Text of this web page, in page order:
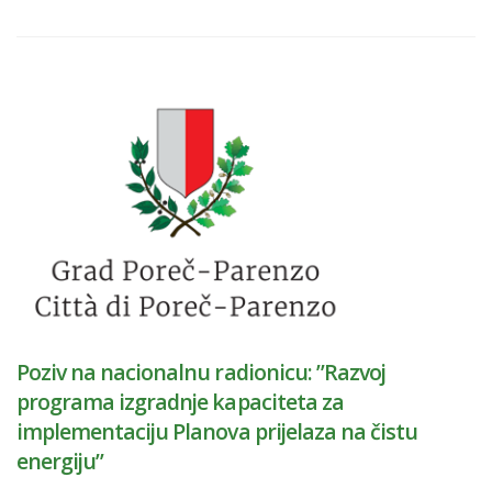
Poziv na nacionalnu radionicu: ”Razvoj
programa izgradnje kapaciteta za
implementaciju Planova prijelaza na čistu
energiju”